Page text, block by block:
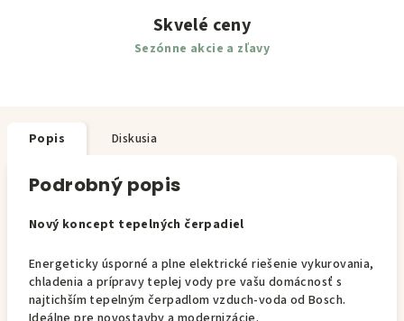
Skvelé ceny
Sezónne akcie a zľavy
Popis Diskusia
Podrobný popis
Nový koncept tepelných čerpadiel
Energeticky úsporné a plne elektrické riešenie vykurovania,
chladenia a prípravy teplej vody pre vašu domácnosť s
najtichším tepelným čerpadlom vzduch-voda od Bosch.